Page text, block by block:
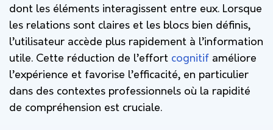
dont les éléments interagissent entre eux. Lorsque
les relations sont claires et les blocs bien définis,
l’utilisateur accède plus rapidement à l’information
utile. Cette réduction de l’effort cognitif améliore
l’expérience et favorise l’efficacité, en particulier
dans des contextes professionnels où la rapidité
de compréhension est cruciale.